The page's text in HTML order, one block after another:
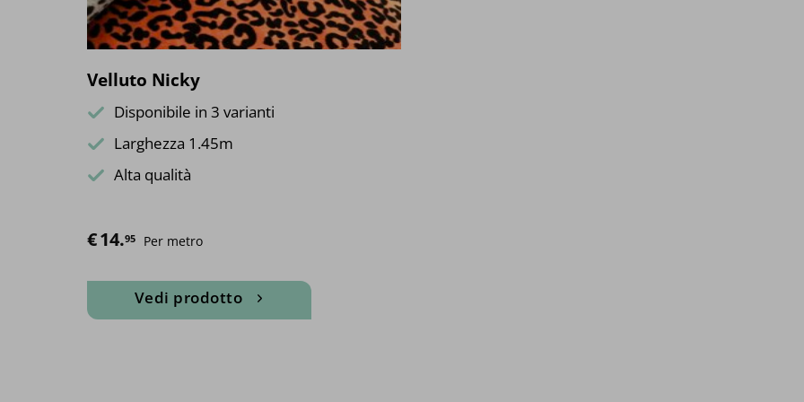
Velluto Nicky
Disponibile in 3 varianti
Larghezza 1.45m
Alta qualità
€14.95 Per metro
Vedi prodotto